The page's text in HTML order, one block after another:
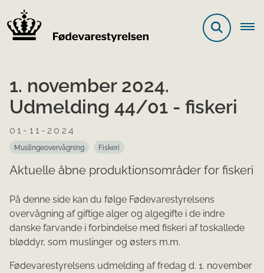
1. november 2024.
Udmelding 44/01 - fiskeri
01-11-2024
Muslingeovervågning Fiskeri
Aktuelle åbne produktionsområder for fiskeri
På denne side kan du følge Fødevarestyrelsens
overvågning af giftige alger og algegifte i de indre
danske farvande i forbindelse med fiskeri af toskallede
bløddyr, som muslinger og østers m.m.
Fødevarestyrelsens udmelding af fredag d. 1. november